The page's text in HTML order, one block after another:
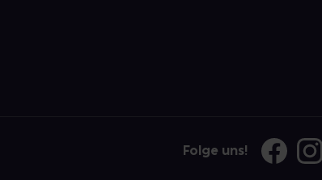
Folge uns!